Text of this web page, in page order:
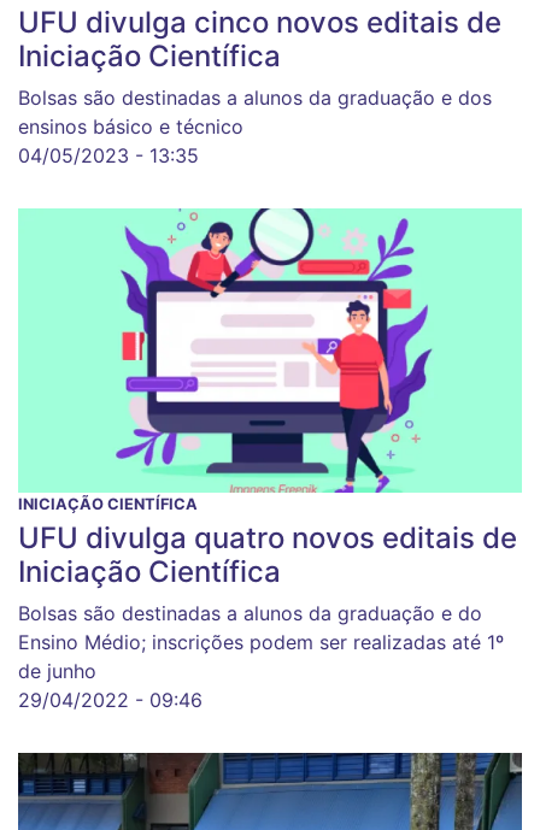
UFU divulga cinco novos editais de
Iniciação Científica
Bolsas são destinadas a alunos da graduação e dos
ensinos básico e técnico
04/05/2023 - 13:35
INICIAÇÃO CIENTÍFICA
UFU divulga quatro novos editais de
Iniciação Científica
Bolsas são destinadas a alunos da graduação e do
Ensino Médio; inscrições podem ser realizadas até 1º
de junho
29/04/2022 - 09:46